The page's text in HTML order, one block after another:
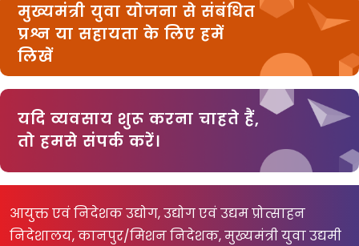
मुख्यमंत्री युवा योजना से संबंधित
प्रश्न या सहायता के लिए हमें
लिखें
यदि व्यवसाय शुरू करना चाहते हैं,
तो हमसे संपर्क करें।
आयुक्त एवं निदेशक उद्योग, उद्योग एवं उद्यम प्रोत्साहन
निदेशालय, कानपुर/मिशन निदेशक, मुख्यमंत्री युवा उद्यमी